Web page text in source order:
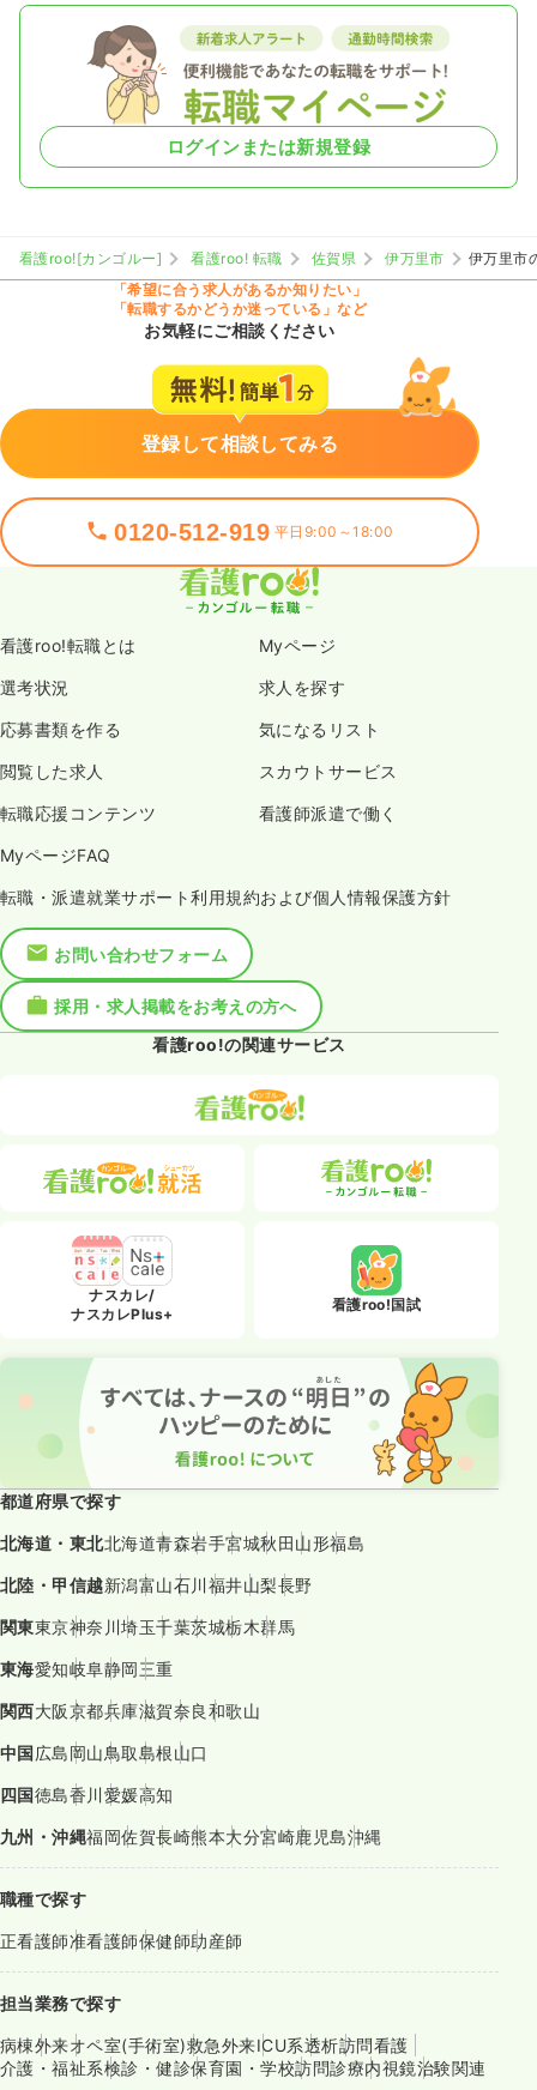
ログインまたは新規登録
看護roo![カンゴルー] 看護roo! 転職 佐賀県 伊万里市
伊万里市
「希望に合う求人があるか知りたい」
「転職するかどうか迷っている」など
お気軽にご相談ください
登録して相談してみる
0120-512-919 平日9:00～18:00
看護roo!転職とは Myページ
選考状況 求人を探す
応募書類を作る 気になるリスト
閲覧した求人 スカウトサービス
転職応援コンテンツ 看護師派遣で働く
MyページFAQ
転職・派遣就業サポート利用規約および個人情報保護方針
お問い合わせフォーム
採用・求人掲載をお考えの方へ
看護roo!の関連サービス
ナスカレ/
ナスカレPlus+
看護roo!国試
都道府県で探す
北海道・東北北海道青森岩手宮城秋田山形福島
北陸・甲信越新潟富山石川福井山梨長野
関東東京神奈川埼玉千葉茨城栃木群馬
東海愛知岐阜静岡三重
関西大阪京都兵庫滋賀奈良和歌山
中国広島岡山鳥取島根山口
四国徳島香川愛媛高知
九州・沖縄福岡佐賀長崎熊本大分宮崎鹿児島沖縄
職種で探す
正看護師准看護師保健師助産師
担当業務で探す
病棟外来オペ室(手術室)救急外来ICU系透析訪問看護
介護・福祉系検診・健診保育園・学校訪問診療内視鏡治験関連